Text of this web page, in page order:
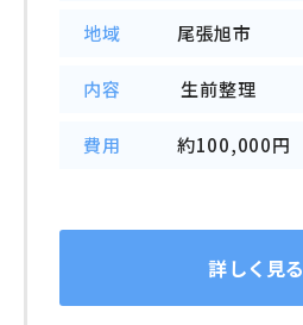
地域 尾張旭市
内容 生前整理
費用 約100,000円
詳しく見る